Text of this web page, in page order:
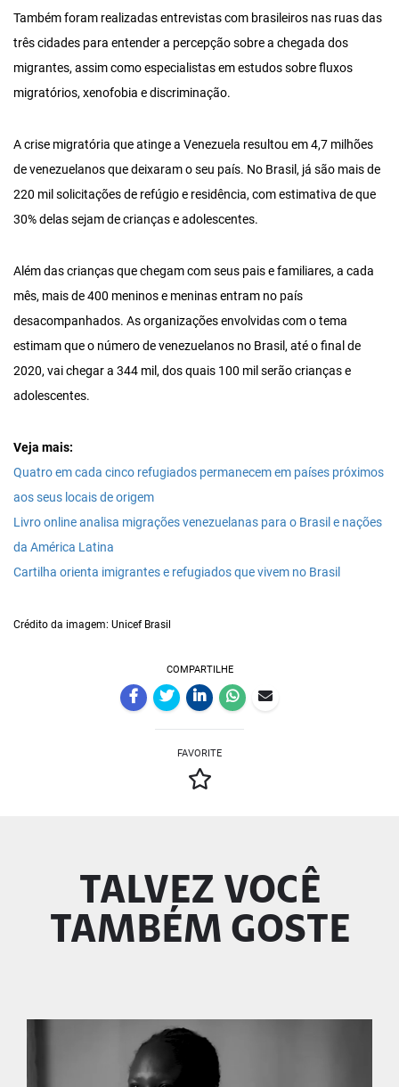
Também foram realizadas entrevistas com brasileiros nas ruas das
três cidades para entender a percepção sobre a chegada dos
migrantes, assim como especialistas em estudos sobre fluxos
migratórios, xenofobia e discriminação.
A crise migratória que atinge a Venezuela resultou em 4,7 milhões
de venezuelanos que deixaram o seu país. No Brasil, já são mais de
220 mil solicitações de refúgio e residência, com estimativa de que
30% delas sejam de crianças e adolescentes.
Além das crianças que chegam com seus pais e familiares, a cada
mês, mais de 400 meninos e meninas entram no país
desacompanhados. As organizações envolvidas com o tema
estimam que o número de venezuelanos no Brasil, até o final de
2020, vai chegar a 344 mil, dos quais 100 mil serão crianças e
adolescentes.
Veja mais:
Quatro em cada cinco refugiados permanecem em países próximos
aos seus locais de origem
Livro online analisa migrações venezuelanas para o Brasil e nações
da América Latina
Cartilha orienta imigrantes e refugiados que vivem no Brasil
Crédito da imagem: Unicef Brasil
COMPARTILHE
FAVORITE
TALVEZ VOCÊ
TAMBÉM GOSTE